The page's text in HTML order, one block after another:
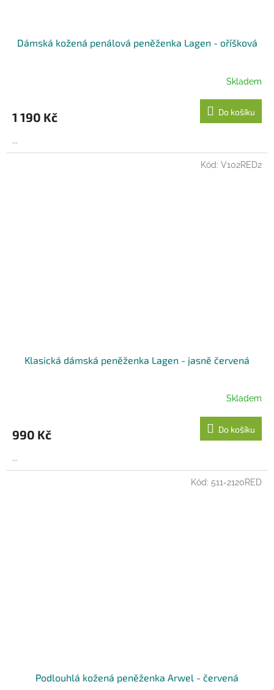
Dámská kožená penálová peněženka Lagen - oříšková
Skladem
1 190 Kč Do košíku
...
Klasická dámská peněženka Lagen - jasně červená
Skladem
990 Kč Do košíku
...
Kód: V102RED2
Podlouhlá kožená peněženka Arwel - červená
Kód: 511-2120RED